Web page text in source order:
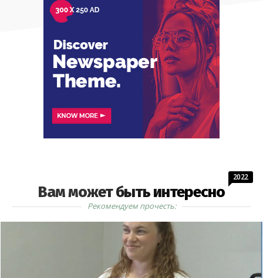
Вам может быть интересно
2022
Рекомендуем прочесть: